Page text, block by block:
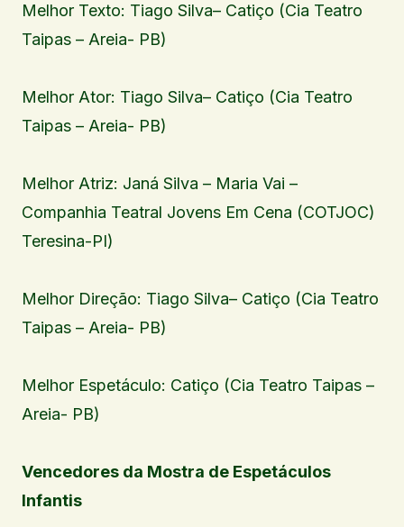
Melhor Texto: Tiago Silva– Catiço (Cia Teatro
Taipas – Areia- PB)
Melhor Ator: Tiago Silva– Catiço (Cia Teatro
Taipas – Areia- PB)
Melhor Atriz: Janá Silva – Maria Vai –
Companhia Teatral Jovens Em Cena (COTJOC)
Teresina-PI)
Melhor Direção: Tiago Silva– Catiço (Cia Teatro
Taipas – Areia- PB)
Melhor Espetáculo: Catiço (Cia Teatro Taipas –
Areia- PB)
Vencedores da Mostra de Espetáculos
Infantis